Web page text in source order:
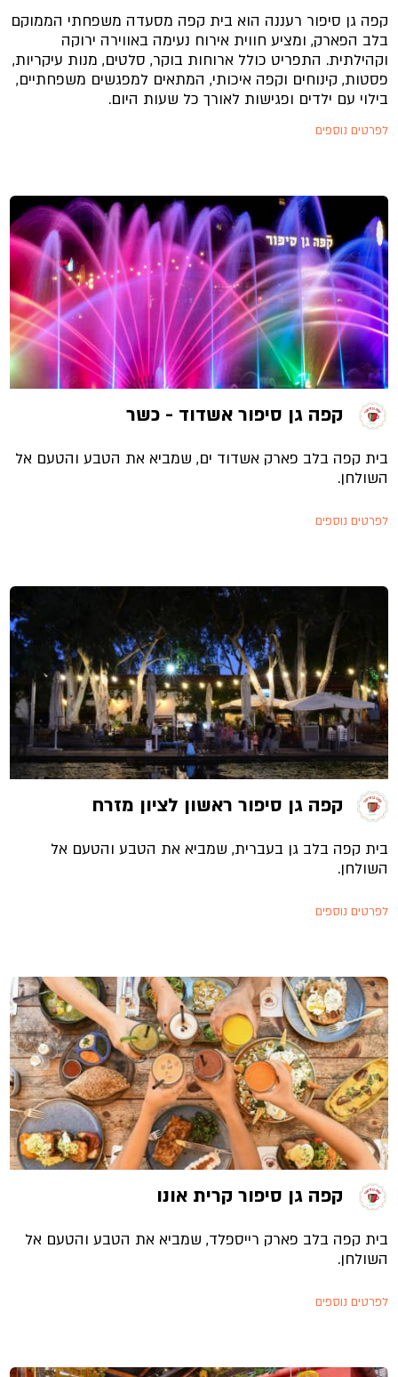
קפה גן סיפור רעננה הוא בית קפה מסעדה משפחתי הממוקם
בלב הפארק, ומציע חווית אירוח נעימה באווירה ירוקה
וקהילתית. התפריט כולל ארוחות בוקר, סלטים, מנות עיקריות,
פסטות, קינוחים וקפה איכותי, המתאים למפגשים משפחתיים,
בילוי עם ילדים ופגישות לאורך כל שעות היום.
לפרטים נוספים
קפה גן סיפור אשדוד - כשר
בית קפה בלב פארק אשדוד ים, שמביא את הטבע והטעם אל
השולחן.
לפרטים נוספים
קפה גן סיפור ראשון לציון מזרח
בית קפה בלב גן בעברית, שמביא את הטבע והטעם אל
השולחן.
לפרטים נוספים
קפה גן סיפור קרית אונו
בית קפה בלב פארק רייספלד, שמביא את הטבע והטעם אל
השולחן.
לפרטים נוספים